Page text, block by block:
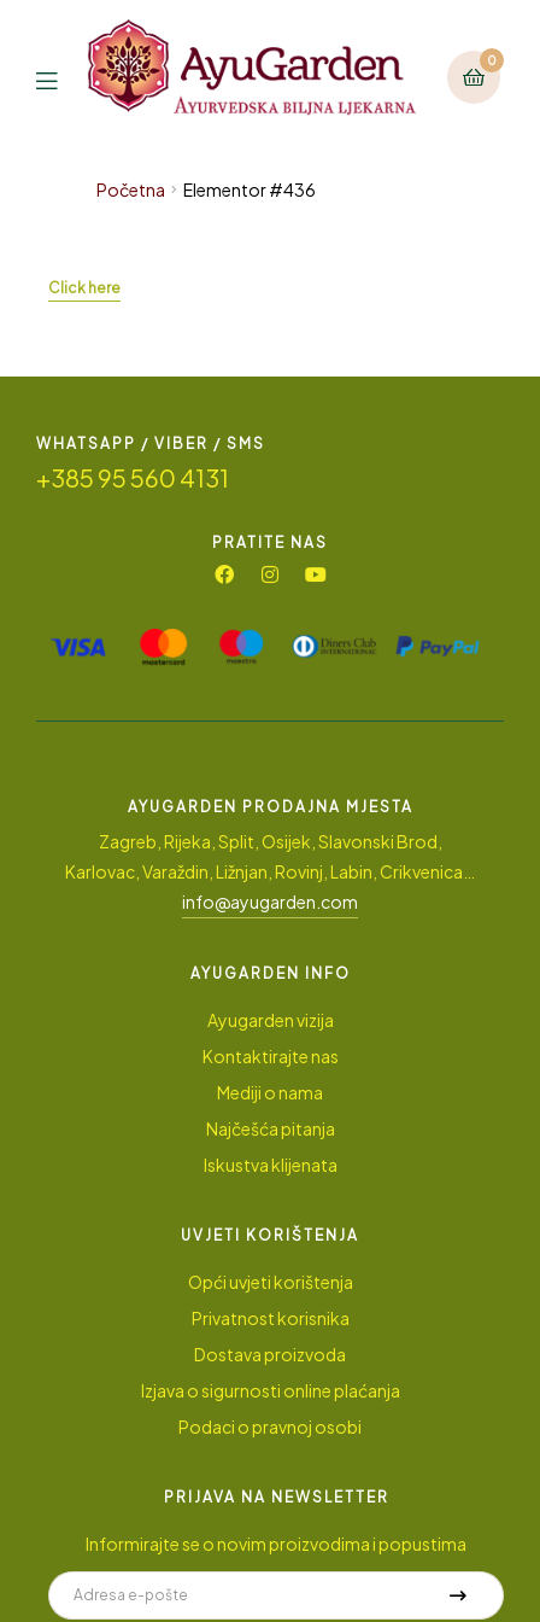
0
Početna Elementor #436
Click here
WHATSAPP / VIBER / SMS
+385 95 560 4131
PRATITE NAS
AYUGARDEN PRODAJNA MJESTA
Zagreb, Rijeka, Split, Osijek, Slavonski Brod,
Karlovac, Varaždin, Ližnjan, Rovinj, Labin, Crikvenica…
info@ayugarden.com
AYUGARDEN INFO
Ayugarden vizija
Kontaktirajte nas
Mediji o nama
Najčešća pitanja
Iskustva klijenata
UVJETI KORIŠTENJA
Opći uvjeti korištenja
Privatnost korisnika
Dostava proizvoda
Izjava o sigurnosti online plaćanja
Podaci o pravnoj osobi
PRIJAVA NA NEWSLETTER
Informirajte se o novim proizvodima i popustima